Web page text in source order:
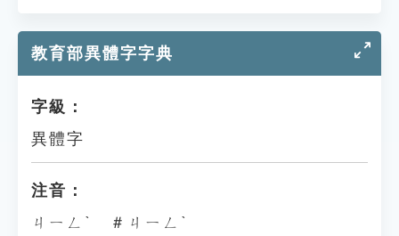
教育部異體字字典
字級：
異體字
注音：
ㄐㄧㄥˋ ＃ㄐㄧㄥˋ